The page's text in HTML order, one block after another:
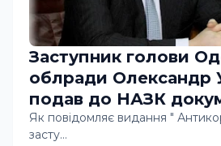
Заступник голови
облради Олександр
подав до НАЗК
ознаками підробки
Як повідомляє видання "
засту…